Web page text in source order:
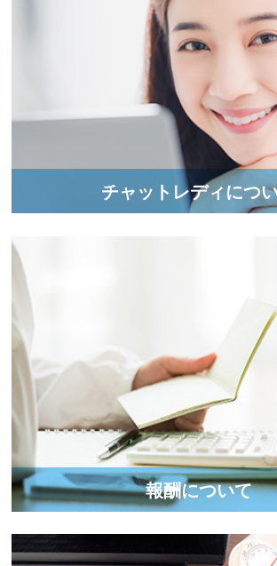
チャットレディにつ
報酬について